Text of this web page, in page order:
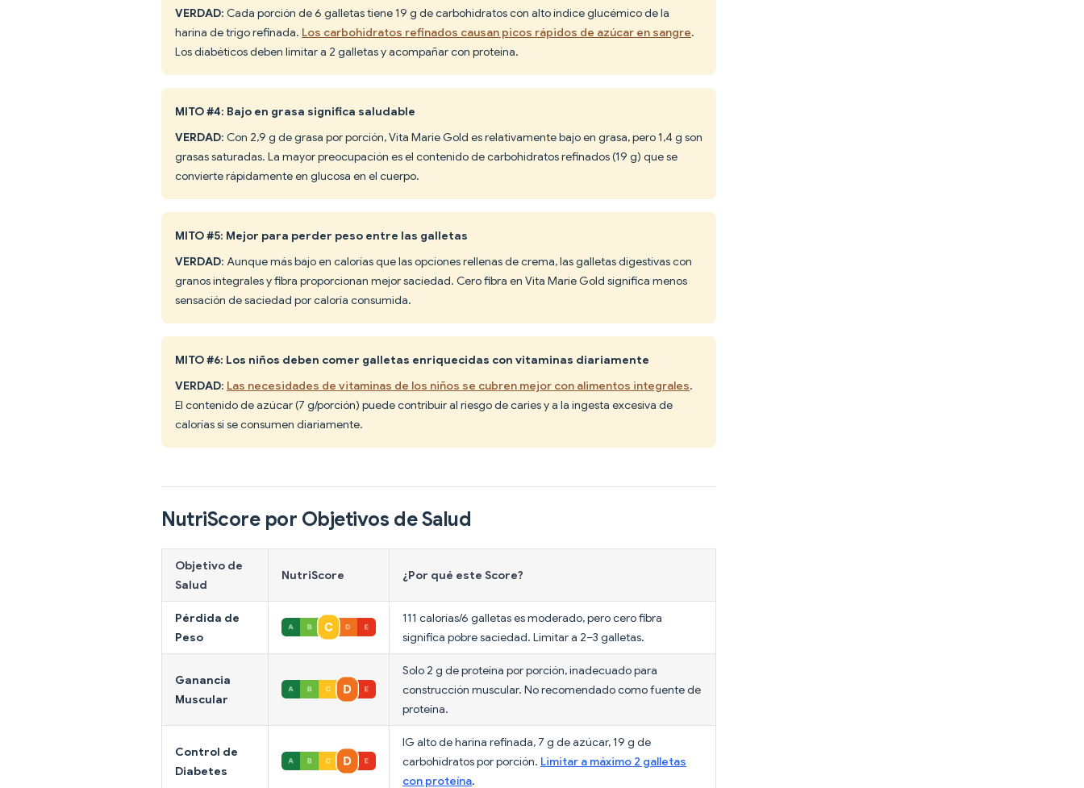
VERDAD: Cada porción de 6 galletas tiene 19 g de carbohidratos con alto índice glucémico de la
harina de trigo refinada. Los carbohidratos refinados causan picos rápidos de azúcar en sangre.
Los diabéticos deben limitar a 2 galletas y acompañar con proteína.
MITO #4: Bajo en grasa significa saludable
VERDAD: Con 2,9 g de grasa por porción, Vita Marie Gold es relativamente bajo en grasa, pero 1,4 g son
grasas saturadas. La mayor preocupación es el contenido de carbohidratos refinados (19 g) que se
convierte rápidamente en glucosa en el cuerpo.
MITO #5: Mejor para perder peso entre las galletas
VERDAD: Aunque más bajo en calorías que las opciones rellenas de crema, las galletas digestivas con
granos integrales y fibra proporcionan mejor saciedad. Cero fibra en Vita Marie Gold significa menos
sensación de saciedad por caloría consumida.
MITO #6: Los niños deben comer galletas enriquecidas con vitaminas diariamente
VERDAD: Las necesidades de vitaminas de los niños se cubren mejor con alimentos integrales.
El contenido de azúcar (7 g/porción) puede contribuir al riesgo de caries y a la ingesta excesiva de
calorías si se consumen diariamente.
NutriScore por Objetivos de Salud
Objetivo de
Salud
NutriScore ¿Por qué este Score?
Pérdida de
Peso
111 calorías/6 galletas es moderado, pero cero fibra
significa pobre saciedad. Limitar a 2–3 galletas.
Ganancia
Muscular
Solo 2 g de proteína por porción, inadecuado para
construcción muscular. No recomendado como fuente de
proteína.
Control de
Diabetes
IG alto de harina refinada, 7 g de azúcar, 19 g de
carbohidratos por porción. Limitar a máximo 2 galletas
con proteína.